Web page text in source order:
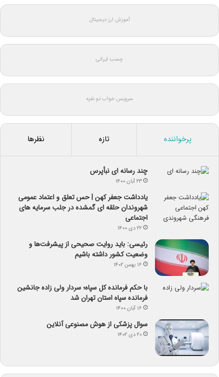
آموزش ارز دیجیتال
چسب ایرانی
سرویس خواب دو نفره
پرخواننده تازه نظرها
چند رسانه ای نبأپرس
۲۳ آبان ۱۴۰۰
یادداشت جعفر کهن | حس تعلق و اعتماد عمومی
شهروندان حلقه ای گمشده در جلب سرمایه های
اجتماعی
۲۲ دی ۱۴۰۰
رئیسی: باید روایت صحیحی از پیشرفت‌ها و
وضعیت کشور داشته باشیم
۱۶ بهمن ۱۴۰۲
با حکم فرمانده کل سپاه؛ سردار ولی زاده جانشین
فرمانده سپاه استان تهران شد
۱۶ آبان ۱۴۰۰
سوال پزشکی از هوش مصنوعی آنلاین
۲۰ دی ۱۴۰۲